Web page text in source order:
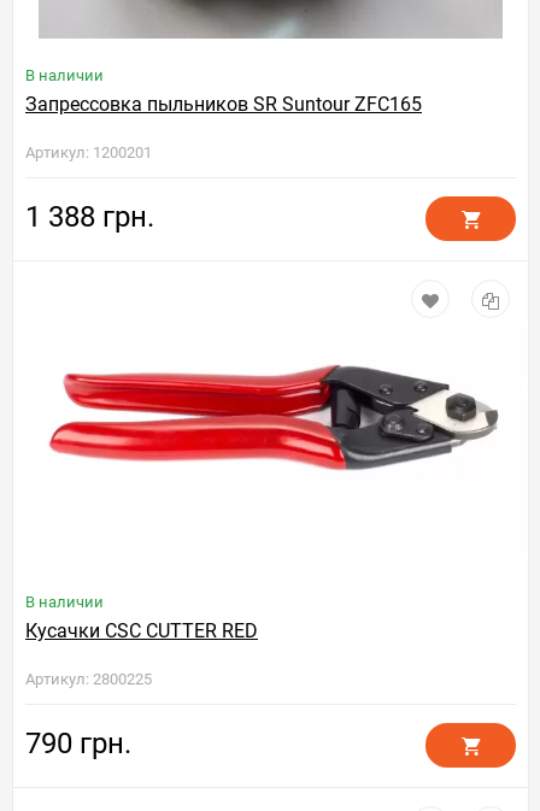
В наличии
Запрессовка пыльников SR Suntour ZFC165
Артикул: 1200201
1 388 грн.
В наличии
Кусачки CSC CUTTER RED
Артикул: 2800225
790 грн.